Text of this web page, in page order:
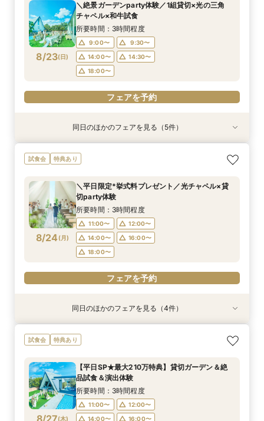
8/22(土)
9:00〜
14:30〜
18:00〜
フェアを予約
8/22(土)
9:00〜
14:30〜
18:00〜
フェアを予約
8/22(土)
10:00〜
15:00〜
18:30〜
フェアを予約
8/22(土)
10:30〜 15:30〜
フェアを予約
8/22(土)
9:00〜
14:30〜
18:00〜
フェアを予約
8/23(日)
＼絶景ガーデンparty体験／1組貸切×光の三角
チャペル×和牛試食
所要時間：3時間程度
9:00〜
9:30〜
14:00〜
14:30〜
18:00〜
フェアを予約
特典あり
8/23(日)
＼1軒目限定★3万ギフト付／ドレス＆挙式料プレ
ゼント×和牛試食
9:00〜
18:00〜
フェアを予約
特典あり
8/23(日)
【6名～30名の少人数婚】挙式＆会食Newプラ
ン誕生！無料試食付
9:00〜
18:00〜
フェアを予約
8/23(日)
【タイパ重視！60分で完結◎】オンラインで会
場案内＆相談会
10:00〜
18:30〜
フェアを予約
8/23(日)
【会場見学2件目以上◎】短縮90分Fair*雰囲気
比較×見積相談会
9:00〜
18:00〜
フェアを予約
8/23(日)
【60分で完結】即決営業ナシで安心！気軽によ
りみちツアー
10:00〜
フェアを予約
同日のほかのフェアを見る（5件）
試食会 特典あり
8/24 (月)
＼平日限定*挙式料プレゼント／光チャペル×貸
切party体験
所要時間：3時間程度
11:00〜
12:00〜
14:00〜
16:00〜
18:00〜
フェアを予約
特典あり
8/24(月)
＼1軒目限定★3万ギフト付／ドレス＆挙式料プレ
ゼント×和牛試食
11:00〜
12:00〜
14:00〜
16:00〜
18:00〜
特典あり
8/24(月)
【6名～30名の少人数婚】挙式＆会食Newプラ
ン誕生！無料試食付
11:00〜
12:00〜
14:00〜
16:00〜
18:00〜
8/24(月)
【60分で完結】即決営業ナシで安心！気軽によ
りみちツアー
12:00〜
13:00〜
15:00〜
16:00〜
17:00〜
8/24(月)
【タイパ重視！60分で完結◎】オンラインで会
場案内＆相談会
12:00〜
13:00〜
15:00〜
16:00〜
17:00〜
同日のほかのフェアを見る（4件）
試食会 特典あり
(木)
【平日SP★最大210万特典】貸切ガーデン＆絶
品試食＆演出体験
所要時間：3時間程度
11:00〜
12:00〜
14:00〜
16:00〜